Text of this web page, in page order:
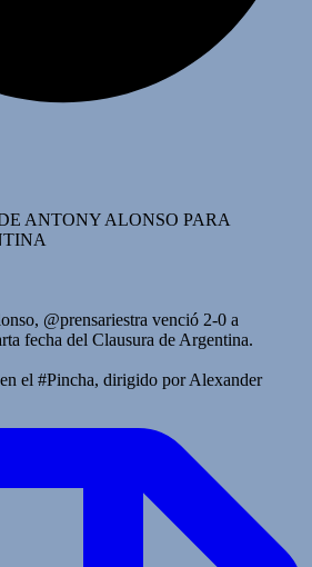
ANTONY ALONSO PARA
@prensariestra venció 2-0 a
fecha del Clausura de Argentina.
el #Pincha, dirigido por Alexander